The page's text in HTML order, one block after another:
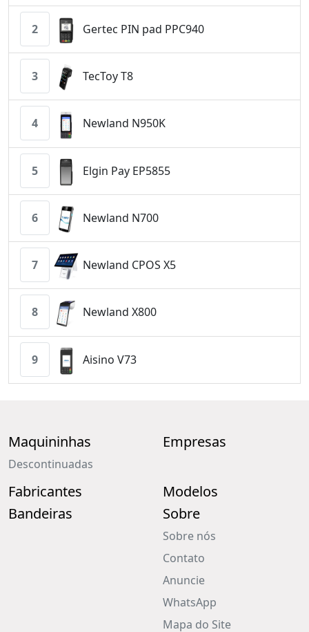
2 Gertec PIN pad PPC940
3 TecToy T8
4 Newland N950K
5 Elgin Pay EP5855
6 Newland N700
7 Newland CPOS X5
8 Newland X800
9 Aisino V73
Maquininhas
Descontinuadas
Empresas
Fabricantes
Modelos
Bandeiras
Sobre
Sobre nós
Contato
Anuncie
WhatsApp
Mapa do Site